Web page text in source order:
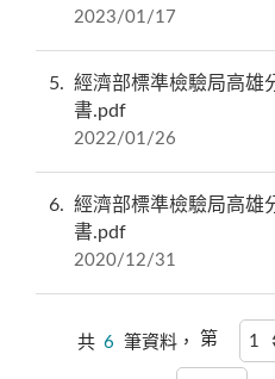
2023/01/17
5
經濟部標準檢驗局高雄
書.pdf
2022/01/26
6
經濟部標準檢驗局高雄
書.pdf
2020/12/31
共 6 筆資料， 第